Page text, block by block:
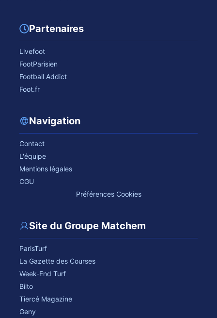
Partenaires
Livefoot
FootParisien
Football Addict
Foot.fr
Navigation
Contact
L'équipe
Mentions légales
CGU
Préférences Cookies
Site du Groupe Matchem
ParisTurf
La Gazette des Courses
Week-End Turf
Bilto
Tiercé Magazine
Geny